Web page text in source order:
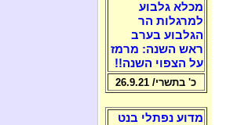
מכלא גלבוע
למרגלות הר
הגלבוע בערב
ראש השנה: מרמז
על הצפוי השנה!!
כ' בתשרי/ 26.9.21
מדוע נפתלי בנט